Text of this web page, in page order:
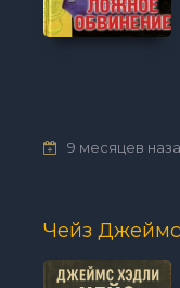
9 месяцев